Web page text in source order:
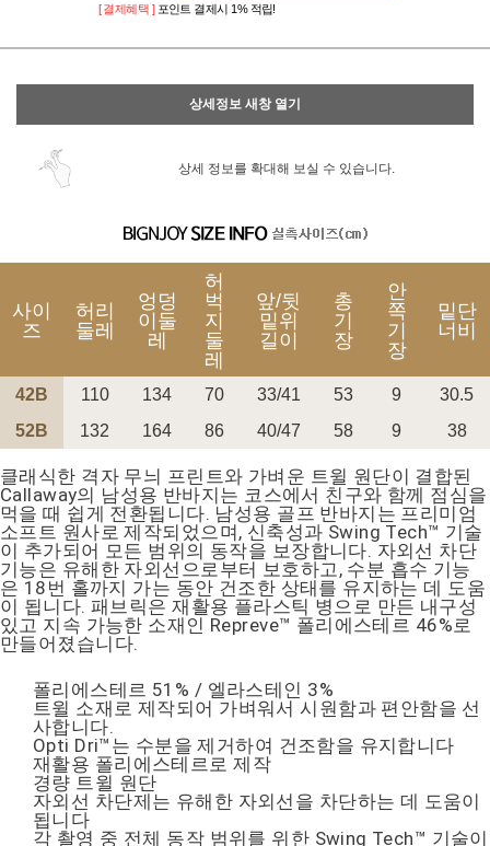
페이코 ID로 페
PAYCO 바로구매
[ 결제혜택 ] 포인트 결제시 1% 적립!
상세정보 새창 열기
상세 정보를 확대해 보실 수 있습니다.
사이
즈
허리
둘레
엉덩
이둘
레
허
벅
지
둘
레
앞/뒷
밑위
길이
총
기
장
안
쪽
기
장
밑단
너비
42B 110 134 70 33/41 53 9
30.5
52B
132 164 86 40/47 58 9 38
클래식한 격자 무늬 프린트와 가벼운 트윌 원단이 결합된
Callaway의 남성용 반바지는 코스에서 친구와 함께 점심을
먹을 때 쉽게 전환됩니다. 남성용 골프 반바지는 프리미엄
소프트 원사로 제작되었으며, 신축성과 Swing Tech™ 기술
이 추가되어 모든 범위의 동작을 보장합니다. 자외선 차단
기능은 유해한 자외선으로부터 보호하고, 수분 흡수 기능
은 18번 홀까지 가는 동안 건조한 상태를 유지하는 데 도움
이 됩니다. 패브릭은 재활용 플라스틱 병으로 만든 내구성
있고 지속 가능한 소재인 Repreve™ 폴리에스테르 46%로
만들어졌습니다.
폴리에스테르 51% / 엘라스테인 3%
트윌 소재로 제작되어 가벼워서 시원함과 편안함을 선
사합니다.
Opti Dri™는 수분을 제거하여 건조함을 유지합니다
재활용 폴리에스테르로 제작
경량 트윌 원단
자외선 차단제는 유해한 자외선을 차단하는 데 도움이
됩니다
각 촬영 중 전체 동작 범위를 위한 Swing Tech™ 기술이